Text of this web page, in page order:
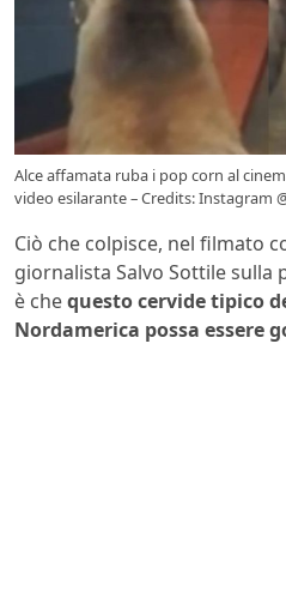
Alce affamata ruba i pop corn al
video esilarante – Credits: Instagram
Ciò che colpisce, nel filmato
giornalista Salvo Sottile
è chequesto cervide tipico
Nordamerica possa essere